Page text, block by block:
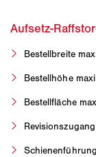
Bestellbreite
Bestellhöhe
Bestellfläche
Schienenführung